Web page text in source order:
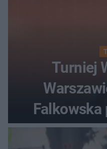
Turniej
Falkowska